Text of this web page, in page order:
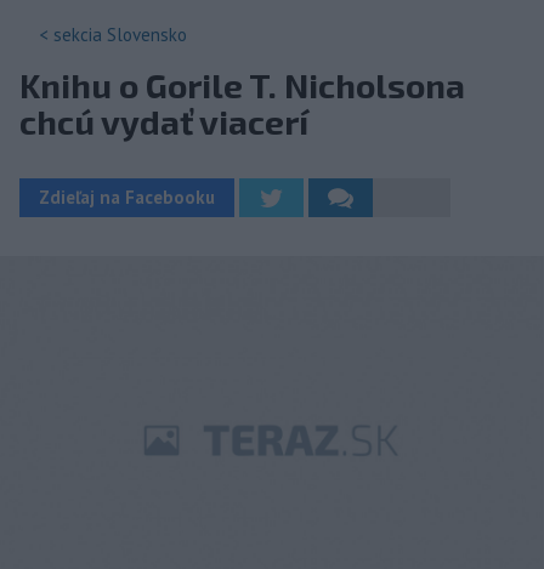
< sekcia Slovensko
Knihu o Gorile T. Nicholsona
chcú vydať viacerí
Zdieľaj na Facebooku